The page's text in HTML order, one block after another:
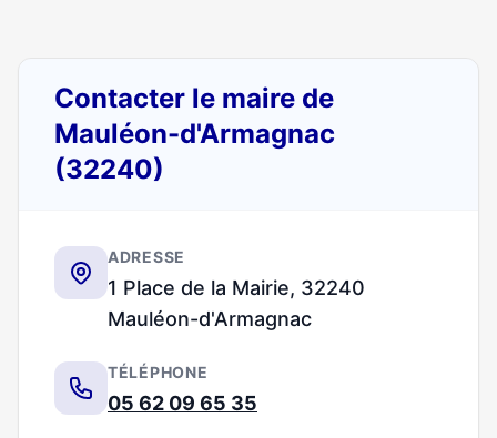
Contacter le maire de
Mauléon-d'Armagnac
(32240)
ADRESSE
1 Place de la Mairie, 32240
Mauléon-d'Armagnac
TÉLÉPHONE
05 62 09 65 35